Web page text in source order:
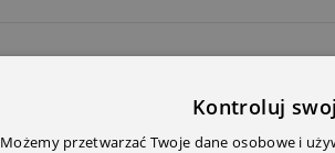
Kontroluj
Możemy przetwarzać Twoje dane osobowe i